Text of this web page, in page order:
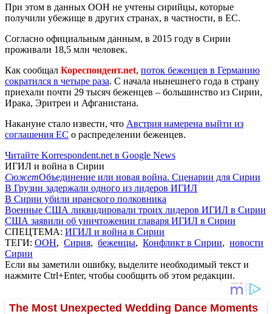
При этом в данных ООН не учтены сирийцы, которые
получили убежище в других странах, в частности, в ЕС.
Согласно официальным данным, в 2015 году в Сирии
проживали 18,5 млн человек.
Как сообщал Кореспондент.net, поток беженцев в Германию
сократился в четыре раза. С начала нынешнего года в страну
приехали почти 29 тысяч беженцев – большинство из Сирии,
Ирака, Эритреи и Афганистана.
Накануне стало известн, что Австрия намерена выйти из
соглашения ЕС о распределении беженцев.
Читайте Korrespondent.net в Google News
ИГИЛ и война в Сирии
СюжетОбъединение или новая война. Сценарии для Сирии
В Грузии задержали одного из лидеров ИГИЛ
В Сирии убили иранского полковника
Военные США ликвидировали троих лидеров ИГИЛ в Сирии
США заявили об уничтожении главаря ИГИЛ в Сирии
СПЕЦТЕМА: ИГИЛ и война в Сирии
ТЕГИ: ООН, Сирия, беженцы, Конфликт в Сирии, новости
Сирии
Если вы заметили ошибку, выделите необходимый текст и
нажмите Ctrl+Enter, чтобы сообщить об этом редакции.